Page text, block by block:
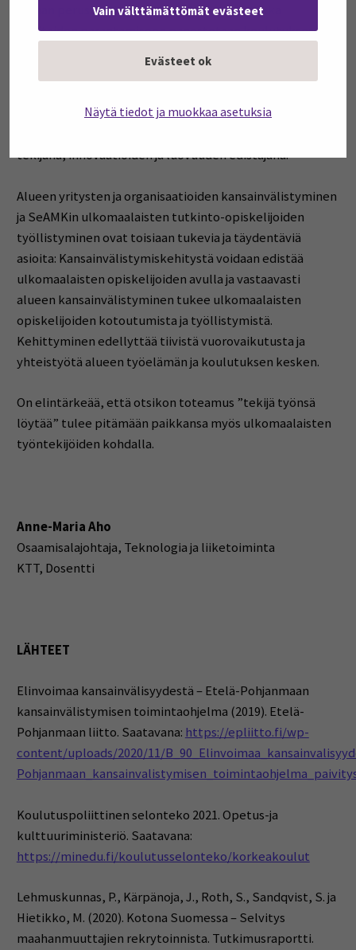
Vain välttämättömät evästeet
Evästeet ok
Näytä tiedot ja muokkaa asetuksia
Tämän perusteella voidaan todeta, että vaikka
kielitaidon parantamiseen panostetaankoulutuksessa
vuorovaikutusongelmia. Toisaalta voisimmenähdä
tekijänä, innovaatioiden ja luovuuden edistäjänä.
Alueen yritystenja organisaatioiden kansainvälistyminen
ja SeAMKin ulkomaalaisten tutkinto-opiskelijoiden
työllistyminenovat toisiaan tukevia ja täydentäviä
asioita: Kansainvälistymiskehitystä voidaanedistää
ulkomaalaisten opiskelijoiden avulla ja vastaavasti
alueen kansainvälistyminen tukee ulkomaalaisten
opiskelijoiden kotoutumistaja työllistymistä.
Kehittyminen edellyttää tiivistä vuorovaikutusta ja
yhteistyötä alueen työelämän ja koulutuksen kesken.
On elintärkeää, ettäotsikon toteamus ”tekijä työnsä
löytää” tulee pitämään paikkansa myös ulkomaalaisten
työntekijöiden kohdalla.
Anne-Maria Aho
Osaamisalajohtaja, Teknologia ja liiketoiminta
KTT, Dosentti
LÄHTEET
Elinvoimaa kansainvälisyydestä – Etelä-Pohjanmaan
kansainvälistymisen toimintaohjelma (2019). Etelä-
Pohjanmaan liitto. Saatavana: https://epliitto.fi/wp-
content/uploads/2020/11/
Koulutuspoliittinen selonteko 2021. Opetus-ja
kulttuuriministeriö. Saatavana:
https://minedu.fi/koulutusselonteko/korkeakoulut
Lehmuskunnas, P., Kärpänoja, J., Roth, S., Sandqvist, S. ja
Hietikko, M. (2020). Kotona Suomessa – Selvitys
maahanmuuttajien rekrytoinnista. Tutkimusraportti.